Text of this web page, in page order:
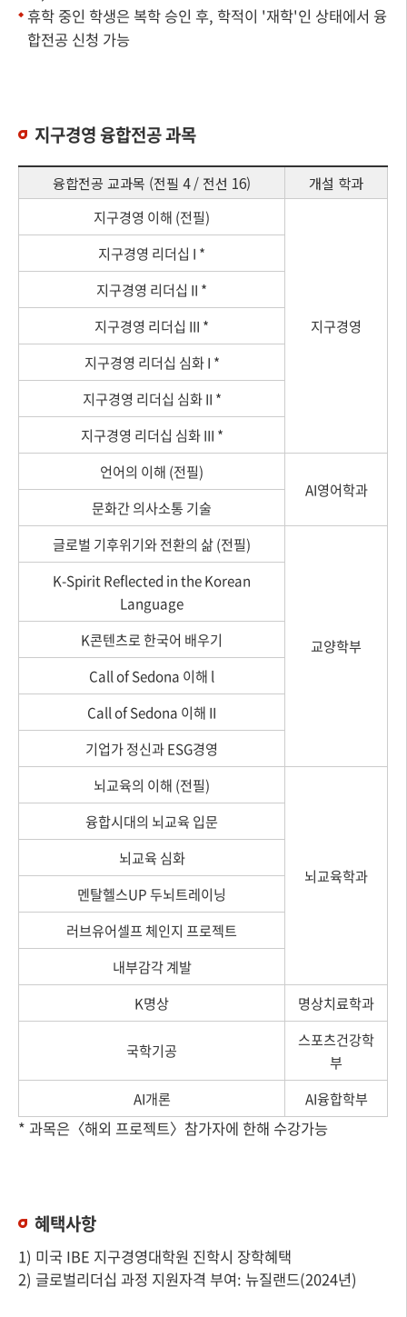
휴학 중인 학생은 복학 승인 후, 학적이 '재학'인 상태에서 융
합전공 신청 가능
지구경영 융합전공 과목
융합전공 교과목 (전필 4 / 전선 16) 개설 학과
지구경영 이해 (전필)
지구경영
지구경영 리더십 I *
지구경영 리더십 II *
지구경영 리더십 III *
지구경영 리더십 심화 I *
지구경영 리더십 심화 II *
지구경영 리더십 심화 III *
언어의 이해 (전필)
AI영어학과
문화간 의사소통 기술
글로벌 기후위기와 전환의 삶 (전필)
교양학부
K-Spirit Reflected in the Korean
Language
K콘텐츠로 한국어 배우기
Call of Sedona 이해 l
Call of Sedona 이해 II
기업가 정신과 ESG경영
뇌교육의 이해 (전필)
뇌교육학과
융합시대의 뇌교육 입문
뇌교육 심화
멘탈헬스UP 두뇌트레이닝
러브유어셀프 체인지 프로젝트
내부감각 계발
K명상
명상치료학과
국학기공
스포츠건강학
부
AI개론
AI융합학부
* 과목은〈해외 프로젝트〉참가자에 한해 수강가능
혜택사항
1) 미국 IBE 지구경영대학원 진학시 장학혜택
2) 글로벌리더십 과정 지원자격 부여: 뉴질랜드(2024년)